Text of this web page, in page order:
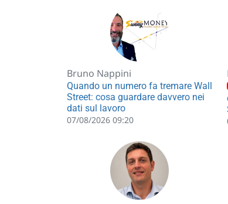
Bruno Nappini
Quando un numero fa tremare Wall
Street: cosa guardare davvero nei
dati sul lavoro
07/08/2026 09:20